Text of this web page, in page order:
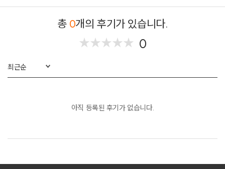
총 0개의 후기가 있습니다.
★★★★★
★★★★★ 0
최근순
아직 등록된 후기가 없습니다.